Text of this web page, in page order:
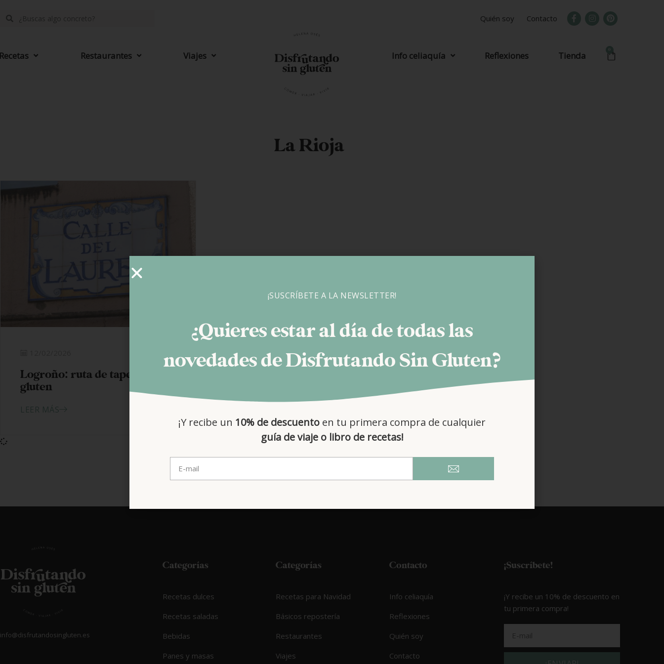
Quién soy Contacto
Restaurantes Viajes Info celiaquía Reflexiones Tienda
La Rioja
Logroño: ruta de tapeo sin
gluten
LEER MÁS
info@disfrutandosingluten.es
Categorías
Recetas dulces
Recetas saladas
Bebidas
Panes y masas
Categorías
Recetas para Navidad
Básicos repostería
Restaurantes
Viajes
Contacto
Info celiaquía
Reflexiones
Quién soy
Contacto
¡Suscríbete!
¡Y recibe un 10% de descuento en
tu primera compra!
¡SUSCRÍBETE A LA NEWSLETTER!
¿Quieres estar al día de todas las
novedades de Disfrutando Sin Gluten?
¡Y recibe un 10% de descuento en tu primera compra de cualquier
guía de viaje o libro de recetas!